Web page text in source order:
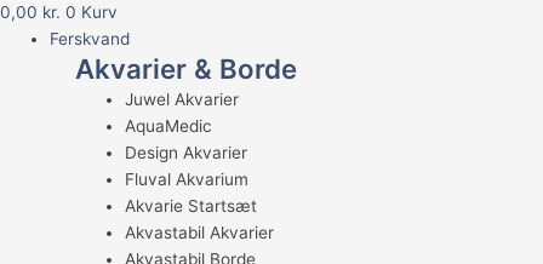
0,00 kr. 0 Kurv
Ferskvand
Akvarier & Borde
Juwel Akvarier
AquaMedic
Design Akvarier
Fluval Akvarium
Akvarie Startsæt
Akvastabil Akvarier
Akvastabil Borde